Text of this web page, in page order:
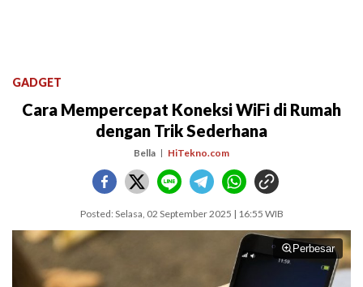
GADGET
Cara Mempercepat Koneksi WiFi di Rumah
dengan Trik Sederhana
Bella HiTekno.com
Posted: Selasa, 02 September 2025 | 16:55 WIB
Perbesar